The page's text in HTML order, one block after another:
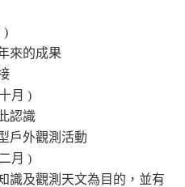
)
來的成果
月 )
認識
戶外觀測活動
月 )
識及觀測天文為目的，並有